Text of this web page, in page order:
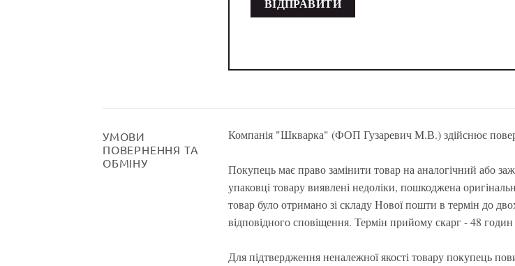
УМОВИ
ПОВЕРНЕННЯ ТА
ОБМІНУ
Компанія "Шкварка" (ФОП Гузаревич М.В.) здійснює
Покупець має право замінити товар на аналогічний або
упаковці товару виявлені недоліки, пошкоджена
товар було отримано зі складу Нової пошти в термін до
відповідного сповіщення. Термін прийому скарг - 48
Для підтвердження неналежної якості товару покупець